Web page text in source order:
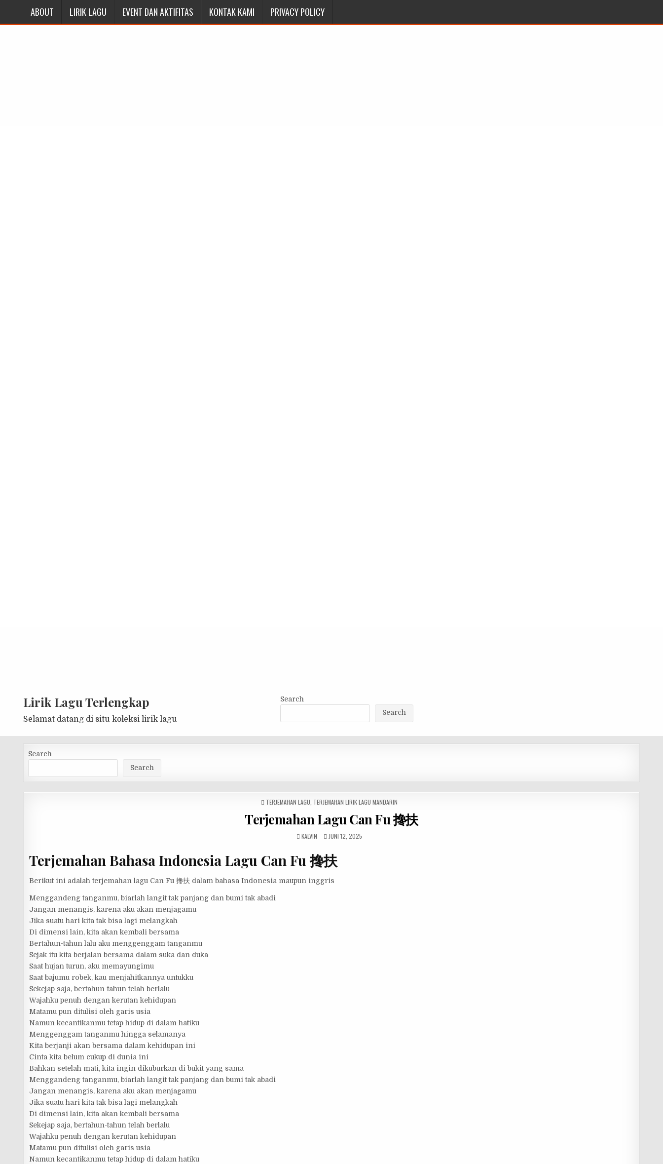
ABOUT LIRIK LAGU EVENT DAN AKTIFITAS KONTAK KAMI PRIVACY POLICY
Lirik Lagu Terlengkap
Selamat datang di situ koleksi lirik lagu
Search
Search
Search
Search
POSTED
TERJEMAHAN LAGU TERJEMAHAN LIRIK LAGU MANDARIN
Terjemahan Lagu Can Fu 搀扶
KALVIN JUNI 12, 2025
Terjemahan Bahasa Indonesia Lagu Can Fu 搀扶
Berikut ini adalah terjemahan lagu Can Fu 搀扶 dalam bahasa Indonesia maupun inggris
Menggandeng tanganmu, biarlah langit tak panjang dan bumi tak abadi
Jangan menangis, karena aku akan menjagamu
Jika suatu hari kita tak bisa lagi melangkah
Di dimensi lain, kita akan kembali bersama
Bertahun-tahun lalu aku menggenggam tanganmu
Sejak itu kita berjalan bersama dalam suka dan duka
Saat hujan turun, aku memayungimu
Saat bajumu robek, kau menjahitkannya untukku
Sekejap saja, bertahun-tahun telah berlalu
Wajahku penuh dengan kerutan kehidupan
Matamu pun ditulisi oleh garis usia
Namun kecantikanmu tetap hidup di dalam hatiku
Menggenggam tanganmu hingga selamanya
Kita berjanji akan bersama dalam kehidupan ini
Cinta kita belum cukup di dunia ini
Bahkan setelah mati, kita ingin dikuburkan di bukit yang sama
Menggandeng tanganmu, biarlah langit tak panjang dan bumi tak abadi
Jangan menangis, karena aku akan menjagamu
Jika suatu hari kita tak bisa lagi melangkah
Di dimensi lain, kita akan kembali bersama
Sekejap saja, bertahun-tahun telah berlalu
Wajahku penuh dengan kerutan kehidupan
Matamu pun ditulisi oleh garis usia
Namun kecantikanmu tetap hidup di dalam hatiku